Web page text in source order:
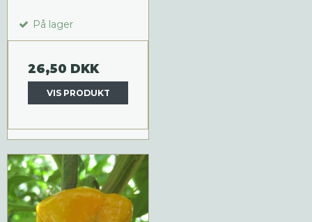
På lager
26,50 DKK
VIS PRODUKT